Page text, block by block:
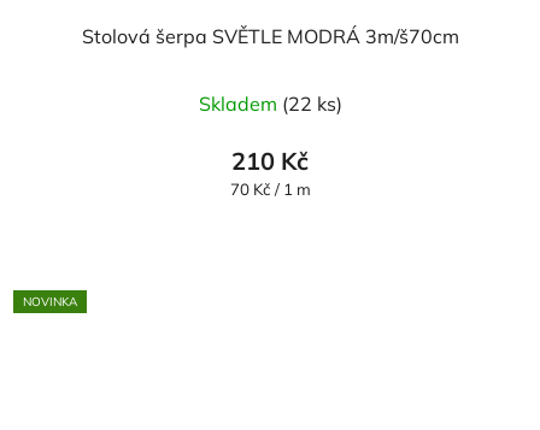
Stolová šerpa SVĚTLE MODRÁ 3m/š70cm
hodnocení
produktu
je
Skladem (22 ks)
210 Kč
Měrná
70 Kč / 1 m
NOVINKA